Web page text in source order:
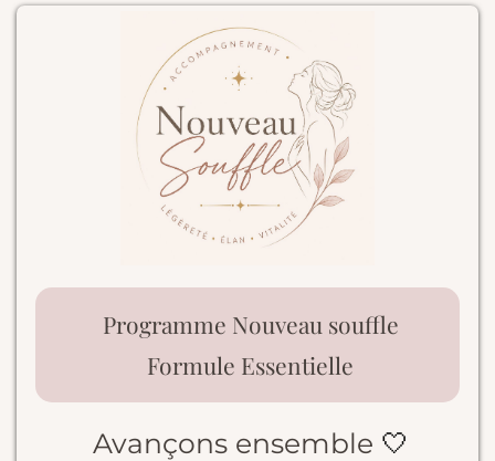
Programme Nouveau souffle
Formule Essentielle
Avançons ensemble 🤍